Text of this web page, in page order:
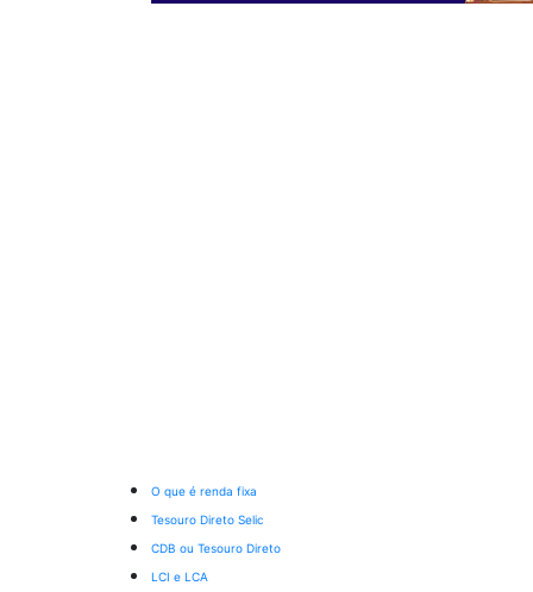
O que é renda fixa
Tesouro Direto Selic
CDB ou Tesouro Direto
LCI e LCA